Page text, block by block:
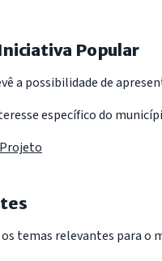
Popular
a possibilidade de
específico do
temas relevantes para o